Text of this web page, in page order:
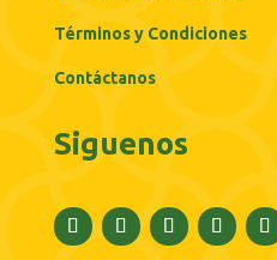
Términos y Condiciones
Contáctanos
Siguenos